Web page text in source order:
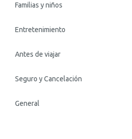
Familias y niños
Entretenimiento
Antes de viajar
Seguro y Cancelación
General